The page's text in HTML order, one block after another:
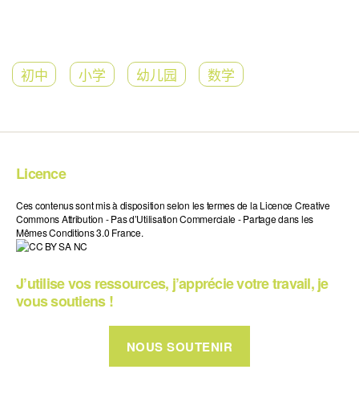
初中 小学 幼儿园 数学
Licence
Ces contenus sont mis à disposition selon les termes de la Licence Creative
Commons Attribution - Pas d’Utilisation Commerciale - Partage dans les
Mêmes Conditions 3.0 France.
J’utilise vos ressources, j’apprécie votre travail, je
vous soutiens !
NOUS SOUTENIR